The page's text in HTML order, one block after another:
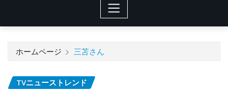
ホームページ 三苫さん
TVニューストレンド